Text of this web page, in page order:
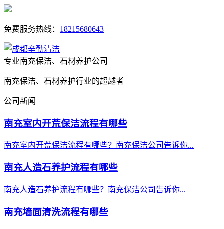
免费服务热线： 18215680643
专业南充保洁、石材养护公司
南充保洁、石材养护行业的超越者
公司新闻
南充室内开荒保洁流程有哪些
南充室内开荒保洁流程有哪些？南充保洁公司告诉你...
南充人造石养护流程有哪些
南充人造石养护流程有哪些？南充保洁公司告诉你...
南充墙面清洗流程有哪些